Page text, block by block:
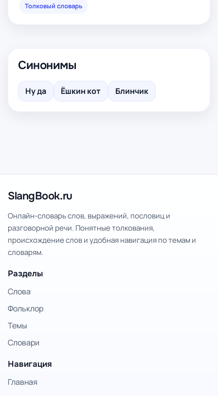
Толковый словарь
Синонимы
Ну да Ёшкин кот Блинчик
SlangBook.ru
Онлайн-словарь слов, выражений, пословиц и
разговорной речи. Понятные толкования,
происхождение слов и удобная навигация по темам и
словарям.
Разделы
Слова
Фольклор
Темы
Словари
Навигация
Главная